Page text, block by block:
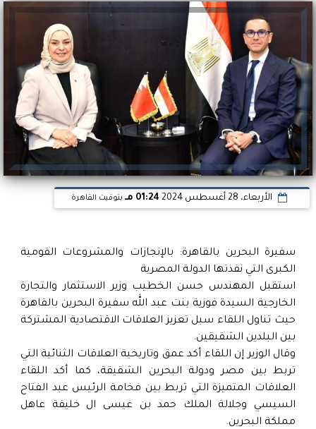
الأربعاء، 28 أغسطس 2024 01:24 مـ بتوقيت القاهرة
سفيرة البحرين بالقاهرة: بالإنجازات والمشروعات القومية
الكبرى التي نفذتها الدولة المصرية
استقبل المهندس حسن الخطيب وزير الاستثمار والتجارة
الخارجية السيدة فوزية بنت عبد الله سفيرة البحرين بالقاهرة
حيث تناول اللقاء سبل تعزيز العلاقات الاقتصادية المشتركة
بين البلدين الشقيقين.
وقال الوزير إن اللقاء أكد عمق وتاريخية العلاقات الثنائية التي
تربط بين مصر ودولة البحرين الشقيقة، كما أكد اللقاء
العلاقات المتميزة التي تربط بين فخامة الرئيس عبد الفتاح
السيسي وجلالة الملك حمد بن عيسى ال خليفة عاهل
مملكة البحرين.